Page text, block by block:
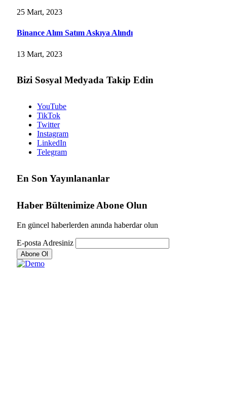
25 Mart, 2023
Binance Alım Satım Askıya Alındı
13 Mart, 2023
Bizi Sosyal Medyada Takip Edin
YouTube
TikTok
Twitter
Instagram
LinkedIn
Telegram
En Son Yayınlananlar
Haber Bültenimize Abone Olun
En güncel haberlerden anında haberdar olun
E-posta Adresiniz